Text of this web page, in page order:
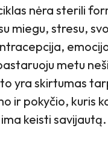
nėra sterili
miegu, stresu,
metu
yra skirtumas
ir pokyčio, kuris
keisti savijautą.